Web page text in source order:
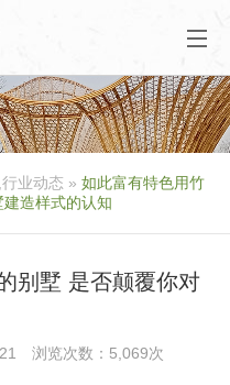
行业动态 » 如此富有特色用竹
造样式的认知
别墅 是否颠覆你对
浏览次数：5,069次